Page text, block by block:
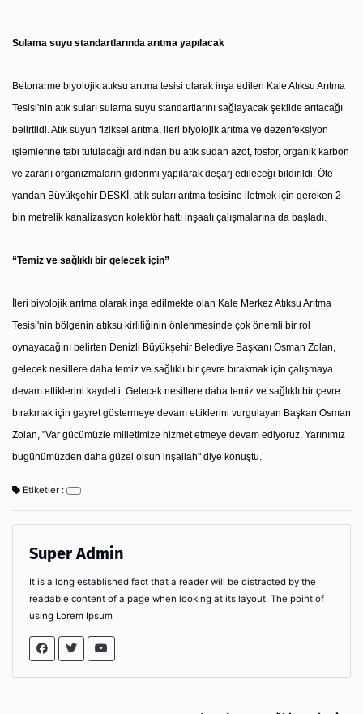
Sulama suyu standartlarında arıtma yapılacak
Betonarme biyolojik atıksu arıtma tesisi olarak inşa edilen Kale Atıksu Arıtma
Tesisi'nin atık suları sulama suyu standartlarını sağlayacak şekilde arıtacağı
belirtildi. Atık suyun fiziksel arıtma, ileri biyolojik arıtma ve dezenfeksiyon
işlemlerine tabi tutulacağı ardından bu atık sudan azot, fosfor, organik karbon
ve zararlı organizmaların giderimi yapılarak deşarj edileceği bildirildi. Öte
yandan Büyükşehir DESKİ, atık suları arıtma tesisine iletmek için gereken 2
bin metrelik kanalizasyon kolektör hattı inşaatı çalışmalarına da başladı.
“Temiz ve sağlıklı bir gelecek için”
İleri biyolojik arıtma olarak inşa edilmekte olan Kale Merkez Atıksu Arıtma
Tesisi'nin bölgenin atıksu kirliliğinin önlenmesinde çok önemli bir rol
oynayacağını belirten Denizli Büyükşehir Belediye Başkanı Osman Zolan,
gelecek nesillere daha temiz ve sağlıklı bir çevre bırakmak için çalışmaya
devam ettiklerini kaydetti. Gelecek nesillere daha temiz ve sağlıklı bir çevre
bırakmak için gayret göstermeye devam ettiklerini vurgulayan Başkan Osman
Zolan, "Var gücümüzle milletimize hizmet etmeye devam ediyoruz. Yarınımız
bugünümüzden daha güzel olsun inşallah" diye konuştu.
Etiketler :
Super Admin
It is a long established fact that a reader will be distracted by the
readable content of a page when looking at its layout. The point of
using Lorem Ipsum